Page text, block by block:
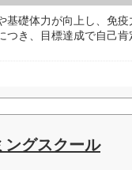
基礎体力が向上し、免
つき、目標達成で自己肯
ングスクール